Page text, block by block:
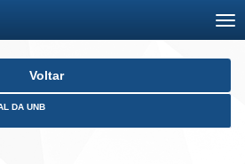
Voltar
DA UNB